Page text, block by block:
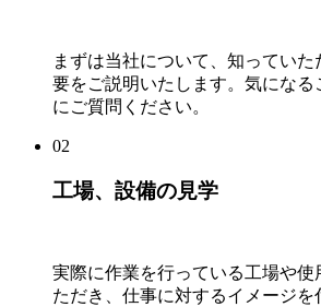
まずは当社について、知ってい
要をご説明いたします。気になる
にご質問ください。
02
工場、設備の見学
実際に作業を行っている工場や使
ただき、仕事に対するイメージを